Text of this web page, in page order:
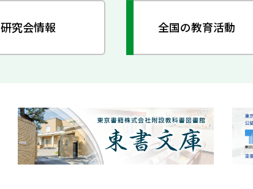
研究会情報 全国の教育活動